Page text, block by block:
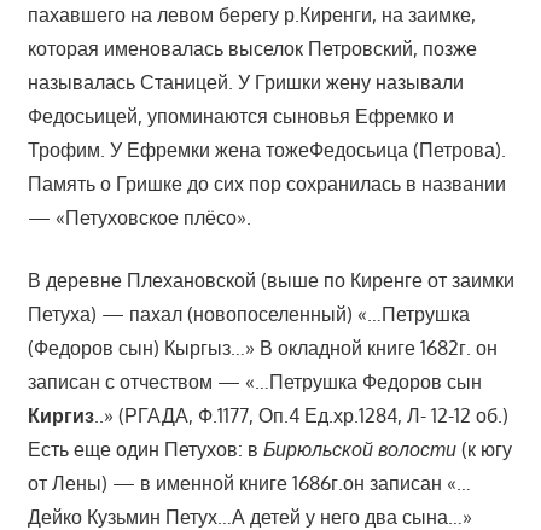
пахавшего на левом берегу р.Киренги, на заимке,
которая именовалась выселок Петровский, позже
называлась Станицей. У Гришки жену называли
Федосьицей, упоминаются сыновья Ефремко и
Трофим. У Ефремки жена тожеФедосьица (Петрова).
Память о Гришке до сих пор сохранилась в названии
— «Петуховское плёсо».
В деревне Плехановской (выше по Киренге от заимки
Петуха) — пахал (новопоселенный) «…Петрушка
(Федоров сын) Кыргыз…» В окладной книге 1682г. он
записан с отчеством — «…Петрушка Федоров сын
Киргиз..» (РГАДА, Ф.1177, Оп.4 Ед.хр.1284, Л- 12-12 об.)
Есть еще один Петухов: в Бирюльской волости(к югу
от Лены) — в именной книге 1686г.он записан «…
Дейко Кузьмин Петух…А детей у него два сына…»